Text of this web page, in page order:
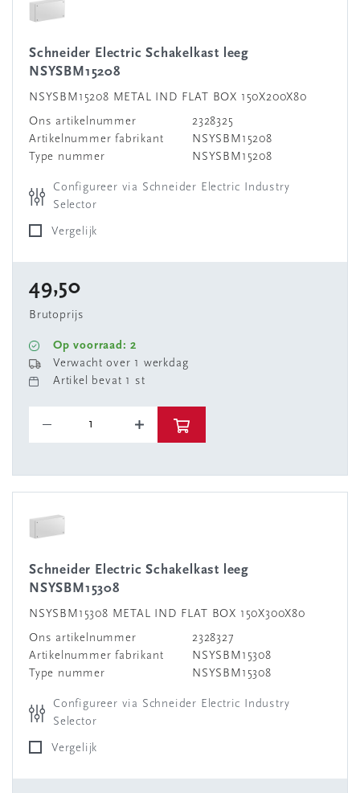
Schneider Electric Schakelkast leeg
NSYSBM15208
NSYSBM15208 METAL IND FLAT BOX 150X200X80
Ons artikelnummer
2328325
Artikelnummer fabrikant
NSYSBM15208
Type nummer
NSYSBM15208
Configureer via Schneider Electric Industry
Selector
Vergelijk
49,50
Brutoprijs
Op voorraad: 2
Verwacht over 1 werkdag
Artikel bevat 1 st
Schneider Electric Schakelkast leeg
NSYSBM15308
NSYSBM15308 METAL IND FLAT BOX 150X300X80
Ons artikelnummer
2328327
Artikelnummer fabrikant
NSYSBM15308
Type nummer
NSYSBM15308
Configureer via Schneider Electric Industry
Selector
Vergelijk